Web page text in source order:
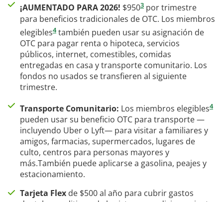
¡AUMENTADO PARA 2026! $9503 por trimestre
para beneficios tradicionales de OTC. Los miembros
elegibles4también pueden usar su asignación de
OTC para pagar renta o hipoteca, servicios
públicos, internet, comestibles, comidas
entregadas en casa y transporte comunitario. Los
fondos no usados se transfieren al siguiente
trimestre.
Transporte Comunitario: Los miembros elegibles4
pueden usar su beneficio OTC para transporte —
incluyendo Uber o Lyft— para visitar a familiares y
amigos, farmacias, supermercados, lugares de
culto, centros para personas mayores y
más.También puede aplicarse a gasolina, peajes y
estacionamiento.
Tarjeta Flex de $500 al año para cubrir gastos